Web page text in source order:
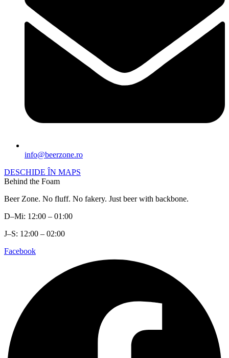
info@beerzone.ro
DESCHIDE ÎN MAPS
Behind the Foam
Beer Zone. No fluff. No fakery. Just beer with backbone.
D–Mi: 12:00 – 01:00
J–S: 12:00 – 02:00
Facebook